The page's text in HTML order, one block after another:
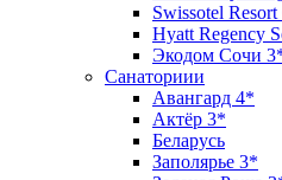
Swissotel
Hyatt Regency
Экодом Сочи
Санаториии
Авангард 4*
Актёр 3*
Беларусь
Заполярье 3*